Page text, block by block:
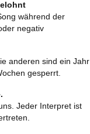
während der
negativ
anderen sind ein Jahr
gesperrt.
Jeder Interpret ist